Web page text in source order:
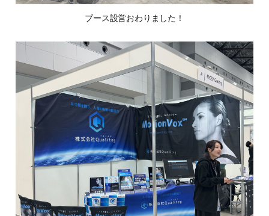
ブース設営おわりました！